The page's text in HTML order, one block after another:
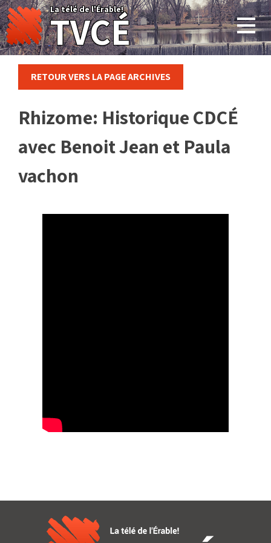
Skip
to
content
La télé de l'Érable!
TVCÉ
RETOUR VERS LA PAGE ARCHIVES
Rhizome: Historique CDCÉ
avec Benoit Jean et Paula
vachon